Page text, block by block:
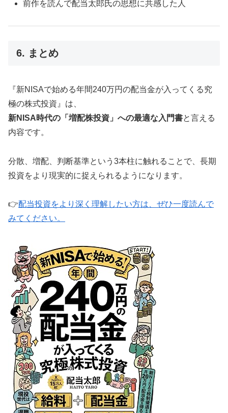
前作を読んで配当太郎氏の思想に共感した人
6. まとめ
『新NISAで始める年間240万円の配当金が入ってくる究
極の株式投資』は、
新NISA時代の「増配株投資」への最適な入門書と言える
内容です。
分散、増配、判断基準という3本柱に触れることで、長期
投資をより現実的に捉えられるようになります。
👉配当投資をより深く理解したい方は、ぜひ一度読んで
みてください。